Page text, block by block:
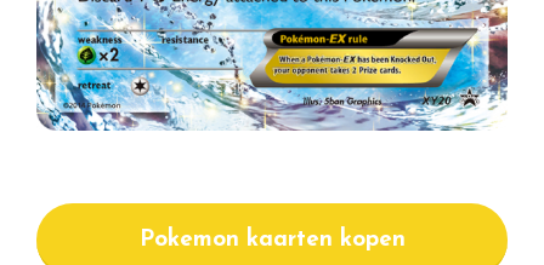
Pokemon kaarten kopen